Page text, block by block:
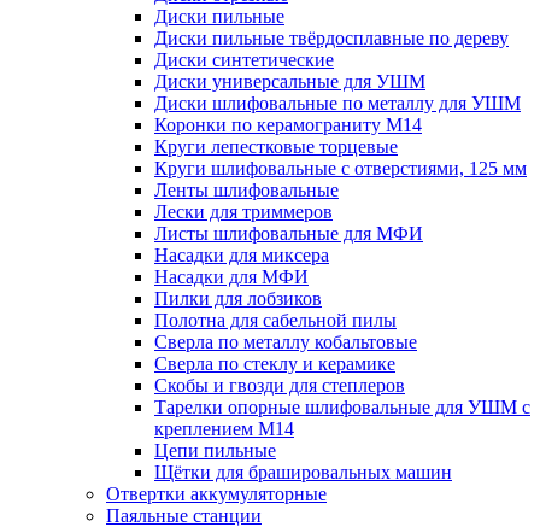
Диски пильные
Диски пильные твёрдосплавные по дереву
Диски синтетические
Диски универсальные для УШМ
Диски шлифовальные по металлу для УШМ
Коронки по керамограниту M14
Круги лепестковые торцевые
Круги шлифовальные с отверстиями, 125 мм
Ленты шлифовальные
Лески для триммеров
Листы шлифовальные для МФИ
Насадки для миксера
Насадки для МФИ
Пилки для лобзиков
Полотна для сабельной пилы
Сверла по металлу кобальтовые
Сверла по стеклу и керамике
Скобы и гвозди для степлеров
Тарелки опорные шлифовальные для УШМ с
креплением М14
Цепи пильные
Щётки для брашировальных машин
Отвертки аккумуляторные
Паяльные станции